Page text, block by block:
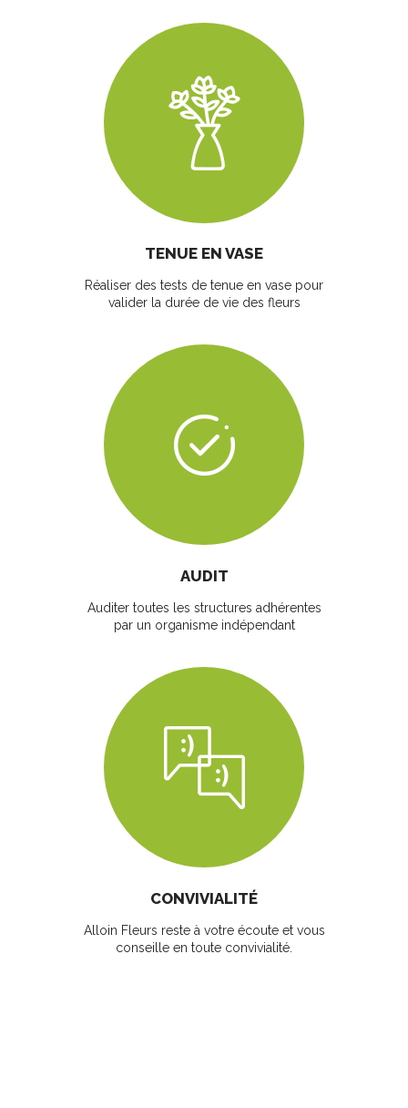
TENUE EN VASE
Réaliser des tests de tenue en vase pour
valider la durée de vie des fleurs
AUDIT
Auditer toutes les structures adhérentes
par un organisme indépendant
CONVIVIALITÉ
Alloin Fleurs reste à votre écoute et vous
conseille en toute convivialité.